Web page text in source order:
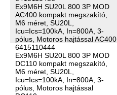
Ex9M6H SU20L 800 3P MOD
AC400 kompakt megszakító,
M6 méret, SU20L,
Icu=Ics=100kA, In=800A, 3-
pólus, Motoros hajtással AC400
6415110444
Ex9M6H SU20L 800 3P MOD
DC110 kompakt megszakító,
M6 méret, SU20L,
Icu=Ics=100kA, In=800A, 3-
pólus, Motoros hajtással